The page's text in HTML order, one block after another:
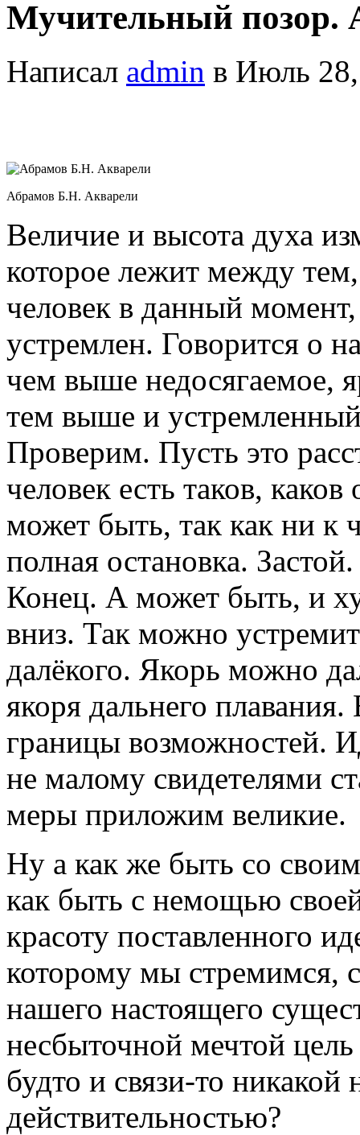
Мучительный позор.
Написал admin в Июль
Абрамов Б.Н. Акварели
Величие и высота духа
которое лежит между
человек в данный
устремлен. Говорится о
чем выше недосягаемое,
тем выше и
Проверим. Пусть это
человек есть таков,
может быть, так как ни к
полная остановка.
Конец. А может быть, и
вниз. Так можно
далёкого. Якорь можно
якоря дальнего
границы возможностей.
не малому свидетелями
меры приложим великие.
Ну а как же быть со
как быть с немощью
красоту поставленного
которому мы стремимся,
нашего настоящего
несбыточной мечтой
будто и связи-то
действительностью?